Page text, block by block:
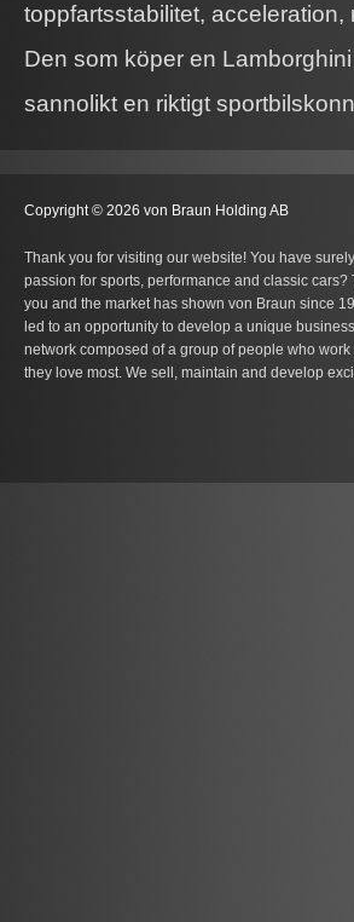
toppfartsstabilitet,
Den som köper en
sannolikt en riktigt
Copyright © 2026 von Braun Holding AB
Thank you for visiting our website! You have
passion for sports, performance and classic cars?
you and the market has shown von Braun since
led to an opportunity to develop a unique
network composed of a group of people who work
they love most. We sell, maintain and develop